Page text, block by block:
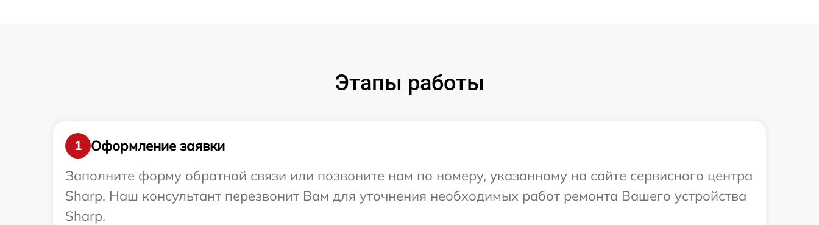
Этапы работы
1
Оформление заявки
Заполните форму обратной связи или позвоните нам по номеру, указанному на сайте сервисного центра
Sharp. Наш консультант перезвонит Вам для уточнения необходимых работ ремонта Вашего устройства
Sharp.